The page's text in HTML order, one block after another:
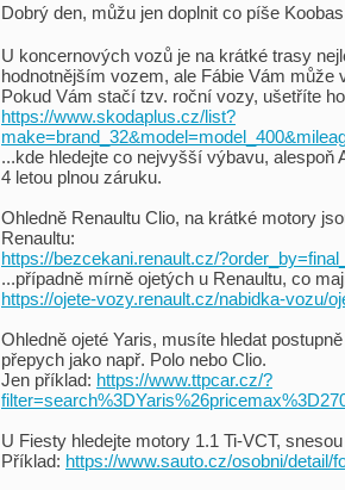
Dobrý den, můžu jen doplnit co píše Koobas
U koncernových vozů je na krátké trasy
hodnotnějším vozem, ale Fábie Vám
Pokud Vám stačí tzv. roční vozy, ušetříte
https://www.skodaplus.cz/list?
...kde hledejte co nejvyšší výbavu,
4 letou plnou záruku.
Ohledně Renaultu Clio, na krátké motory
Renaultu:
https://bezcekani.renault.cz/
...případně mírně ojetých u Renaultu, co
https://ojete-vozy.renault.cz/nabidka-vozu/
Ohledně ojeté Yaris, musíte hledat
přepych jako např. Polo nebo Clio.
Jen příklad: https://www.ttpcar.cz/?
U Fiesty hledejte motory 1.1 Ti-VCT,
Příklad: https://www.sauto.cz/osobni/detail/